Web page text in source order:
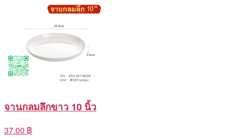
จานกลมลึกขาว 10 นิ้ว
37.00 ฿